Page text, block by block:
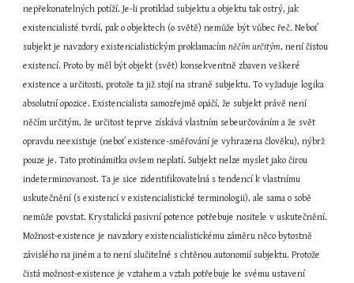
nepřekonatelných potíží. Je-li protiklad subjektu a objektu tak ostrý, jak
existencialisté tvrdí, pak o objektech (o světě) nemůže být vůbec řeč. Neboť
subjekt je navzdory existencialistickým proklamacím něčím určitým, není čistou
existencí. Proto by měl být objekt (svět) konsekventně zbaven veškeré
existence a určitosti, protože ta již stojí na straně subjektu. To vyžaduje logika
absolutní opozice. Existencialista samozřejmě opáčí, že subjekt právě není
něčím určitým, že určitost teprve získává vlastním sebeurčováním a že svět
opravdu neexistuje (neboť existence-směřování je vyhrazena člověku), nýbrž
pouze je. Tato protinámitka ovšem neplatí. Subjekt nelze myslet jako čirou
indeterminovanost. Ta je sice zidentifikovatelná s tendencí k vlastnímu
uskutečnění (s existencí v existencialistické terminologii), ale sama o sobě
nemůže povstat. Krystalická pasivní potence potřebuje nositele v uskutečnění.
Možnost-existence je navzdory existencialistickému záměru něco bytostně
závislého na jiném a to není slučitelné s chtěnou autonomií subjektu. Protože
čistá možnost-existence je vztahem a vztah potřebuje ke svému ustavení